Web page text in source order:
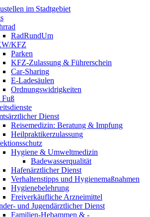
im Stadtgebiet
RadRundUm
KFZ
Parken
KFZ-Zulassung & Führerschein
Car-Sharing
E-Ladesäulen
Ordnungswidrigkeiten
Fuß
Dienst
Reisemedizin: Beratung & Impfung
Heilpraktikerzulassung
Hygiene & Umweltmedizin
Badewasserqualität
Hafenärztlicher Dienst
Verhaltenstipps und Hygienemaßnahmen
Hygienebelehrung
Freiverkäufliche Arzneimittel
und Jugendärztlicher Dienst
Familien-Hebammen & -